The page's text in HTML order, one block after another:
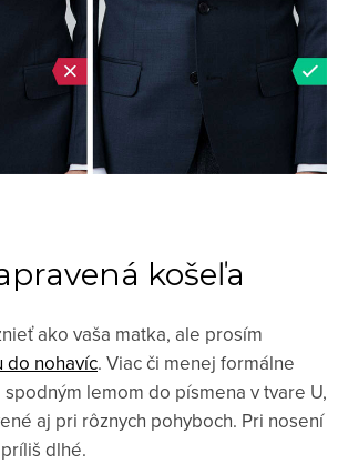
košeľa
ako vaša matka, ale prosím
do nohavíc. Viac či menej formálne
lemom do písmena v tvare U,
aj pri rôznych pohyboch. Pri nosení
dlhé.